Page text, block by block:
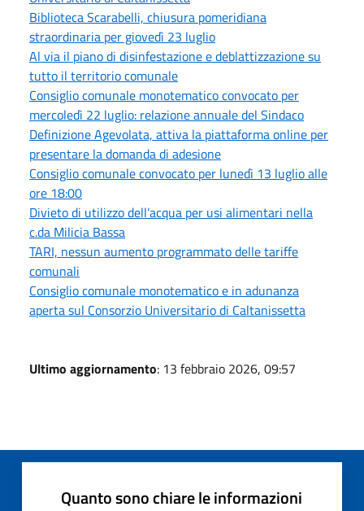
Biblioteca Scarabelli, chiusura pomeridiana
straordinaria per giovedì 23 luglio
Al via il piano di disinfestazione e deblattizzazione su
tutto il territorio comunale
Consiglio comunale monotematico convocato per
mercoledì 22 luglio: relazione annuale del Sindaco
Definizione Agevolata, attiva la piattaforma online per
presentare la domanda di adesione
Consiglio comunale convocato per lunedì 13 luglio alle
ore 18:00
Divieto di utilizzo dell’acqua per usi alimentari nella
c.da Milicia Bassa
TARI, nessun aumento programmato delle tariffe
comunali
Consiglio comunale monotematico e in adunanza
aperta sul Consorzio Universitario di Caltanissetta
Ultimo aggiornamento: 13 febbraio 2026, 09:57
Quanto sono chiare le informazioni